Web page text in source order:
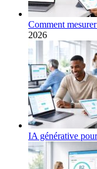
Comment
2026
IA générative